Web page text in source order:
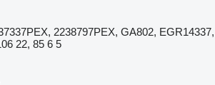
2238797PEX, GA802, EGR14337,
22, 85 6 5